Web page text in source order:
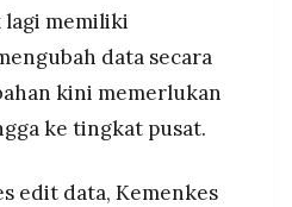
lagi memiliki
data secara
kini memerlukan
ke tingkat pusat.
edit data, Kemenkes